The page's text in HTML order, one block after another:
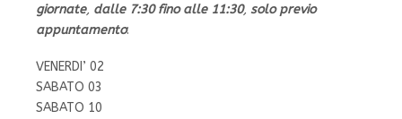
giornate, dalle 7:30 fino alle 11:30, solo previo
appuntamento:
VENERDI’ 02
SABATO 03
SABATO 10